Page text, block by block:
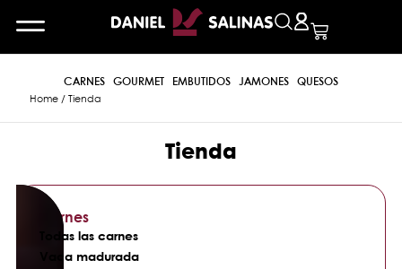
CARNES GOURMET EMBUTIDOS JAMONES QUESOS
Home/ Tienda
Tienda
Carnes
Todas las carnes
Vaca madurada